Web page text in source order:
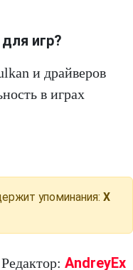
игр?
и драйверов
в играх
упоминания: X
Редактор: AndreyEx